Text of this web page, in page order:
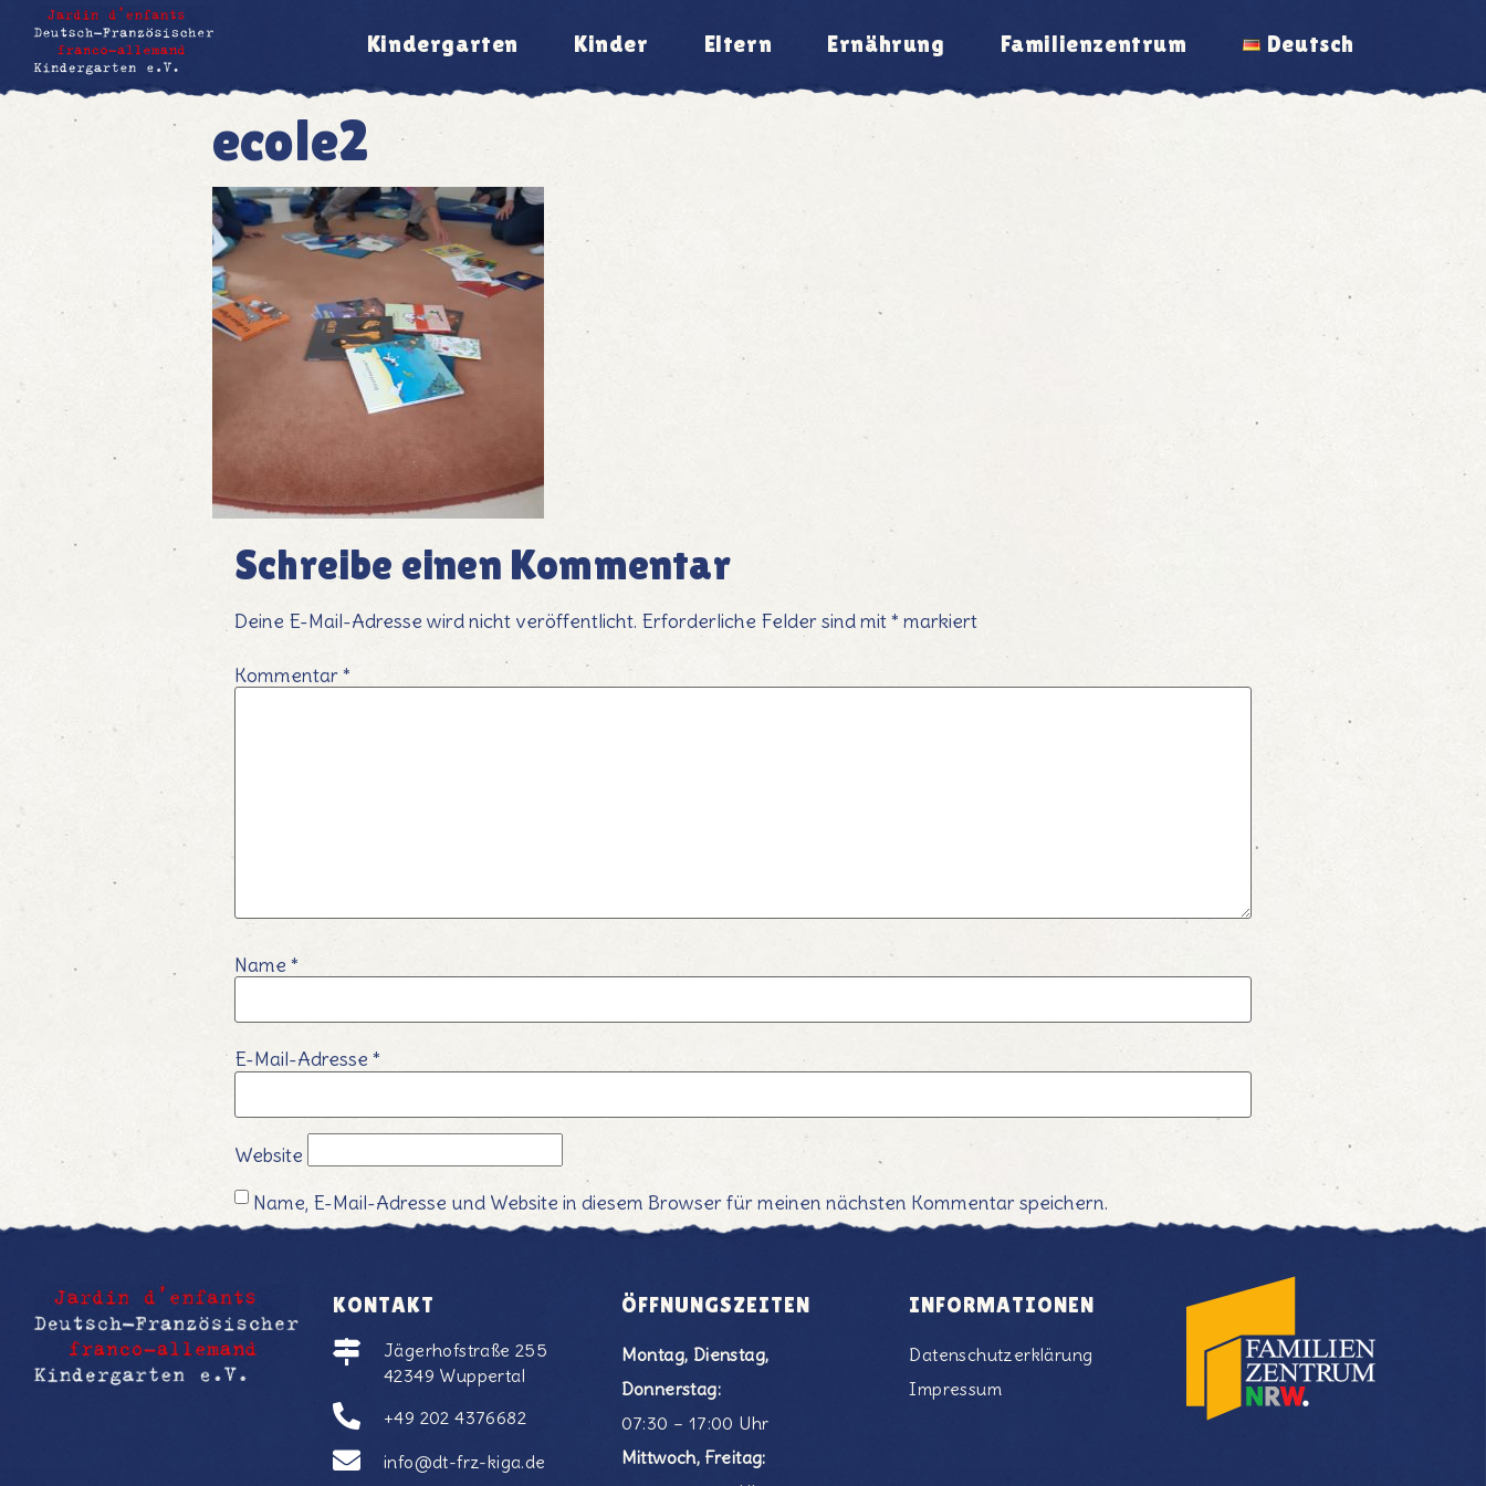
Kindergarten Kinder Eltern Ernährung Familienzentrum Deutsch
ecole2
Schreibe einen Kommentar
Deine E-Mail-Adresse wird nicht veröffentlicht. Erforderliche Felder sind mit* markiert
Kommentar*
Name *
E-Mail-Adresse *
Website
Name, E-Mail-Adresse und Website in diesem Browser für meinen nächsten Kommentar speichern.
KONTAKT
Jägerhofstraße 255
42349 Wuppertal
+49 202 4376682
info@dt-frz-kiga.de
ÖFFNUNGSZEITEN
Montag, Dienstag,
Donnerstag:
07:30 – 17:00 Uhr
Mittwoch, Freitag:
INFORMATIONEN
Datenschutzerklärung
Impressum